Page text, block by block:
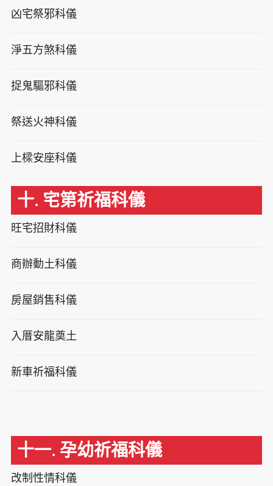
凶宅祭邪科儀
淨五方煞科儀
捉鬼驅邪科儀
祭送火神科儀
上樑安座科儀
十. 宅第祈福科儀
旺宅招財科儀
商辦動土科儀
房屋銷售科儀
入厝安龍奠土
新車祈福科儀
十一. 孕幼祈福科儀
改制性情科儀